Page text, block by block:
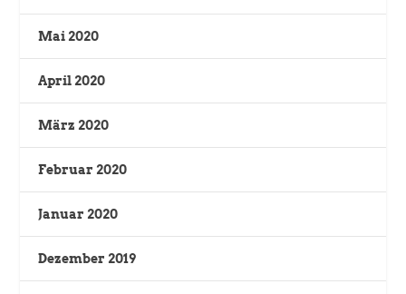
Mai 2020
April 2020
März 2020
Februar 2020
Januar 2020
Dezember 2019